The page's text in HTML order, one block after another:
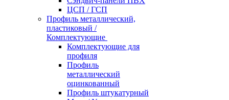
ЦСП / ГСП
Профиль металлический,
пластиковый /
Комплектующие
Комплектующие для
профиля
Профиль
металлический
оцинкованный
Профиль штукатурный